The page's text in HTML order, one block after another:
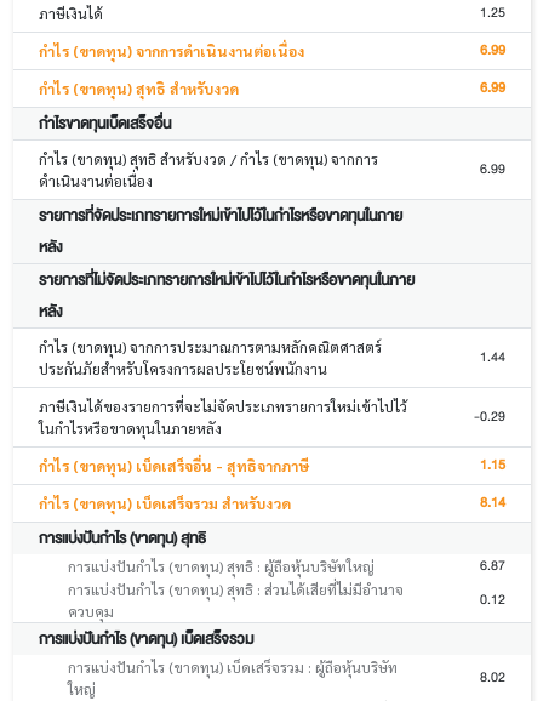
ภาษีเงินได้ 1.25
กำไร (ขาดทุน) จากการดำเนินงานต่อเนื่อง 6.99
กำไร (ขาดทุน) สุทธิ สำหรับงวด 6.99
กำไรขาดทุนเบ็ดเสร็จอื่น
กำไร (ขาดทุน) สุทธิ สำหรับงวด / กำไร (ขาดทุน) จากการ
ดำเนินงานต่อเนื่อง
6.99
รายการที่จัดประเภทรายการใหม่เข้าไปไว้ในกำไรหรือขาดทุนในภาย
หลัง
รายการที่ไม่จัดประเภทรายการใหม่เข้าไปไว้ในกำไรหรือขาดทุนในภาย
หลัง
กำไร (ขาดทุน) จากการประมาณการตามหลักคณิตศาสตร์
ประกันภัยสำหรับโครงการผลประโยชน์พนักงาน
1.44
ภาษีเงินได้ของรายการที่จะไม่จัดประเภทรายการใหม่เข้าไปไว้
ในกำไรหรือขาดทุนในภายหลัง
-0.29
กำไร (ขาดทุน) เบ็ดเสร็จอื่น - สุทธิจากภาษี 1.15
กำไร (ขาดทุน) เบ็ดเสร็จรวม สำหรับงวด 8.14
การแบ่งปันกำไร (ขาดทุน) สุทธิ
การแบ่งปันกำไร (ขาดทุน) สุทธิ : ผู้ถือหุ้นบริษัทใหญ่ 6.87
การแบ่งปันกำไร (ขาดทุน) สุทธิ : ส่วนได้เสียที่ไม่มีอำนาจ
ควบคุม
0.12
การแบ่งปันกำไร (ขาดทุน) เบ็ดเสร็จรวม
การแบ่งปันกำไร (ขาดทุน) เบ็ดเสร็จรวม : ผู้ถือหุ้นบริษัท
ใหญ่
8.02